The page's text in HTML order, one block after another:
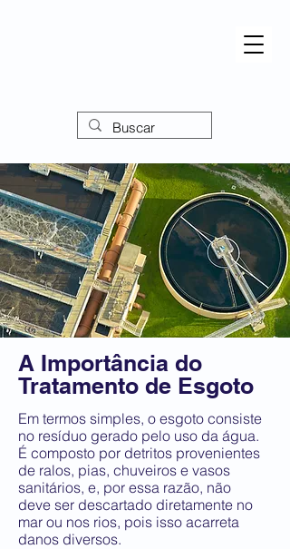
A Importância do
Tratamento de Esgoto
Em termos simples, o esgoto consiste
no resíduo gerado pelo uso da água.
É composto por detritos provenientes
de ralos, pias, chuveiros e vasos
sanitários, e, por essa razão, não
deve ser descartado diretamente no
mar ou nos rios, pois isso acarreta
danos diversos.